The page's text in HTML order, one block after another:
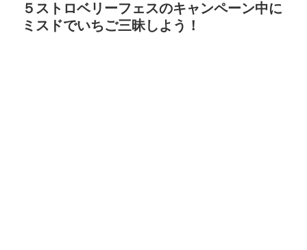
５ストロベリーフェスのキャンペーン中に
ミスドでいちご三昧しよう！